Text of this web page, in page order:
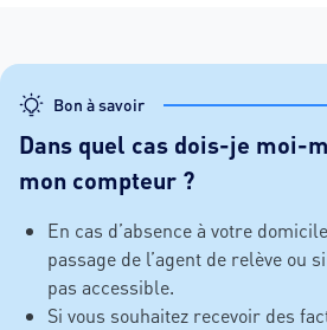
Bon à savoir
Dans quel cas dois-je moi-
mon compteur ?
En cas d’absence à votre
passage de l’agent de relève ou
pas accessible.
Si vous souhaitez recevoir des